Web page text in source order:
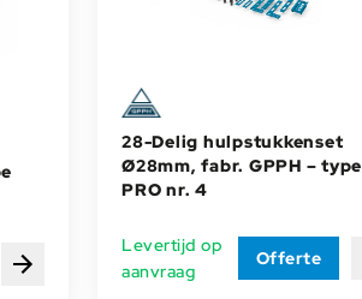
Bekijken
28-Delig hulpstukkenset
Ø28mm, fabr. GPPH – type
PRO nr. 4
Levertijd op
aanvraag
Offerte